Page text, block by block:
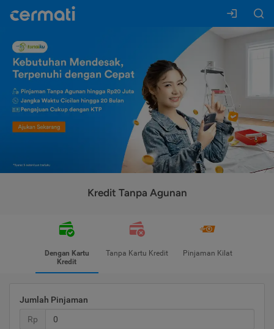
Kredit Tanpa Agunan
Dengan Kartu
Kredit
Tanpa Kartu Kredit Pinjaman Kilat
Jumlah Pinjaman
Rp